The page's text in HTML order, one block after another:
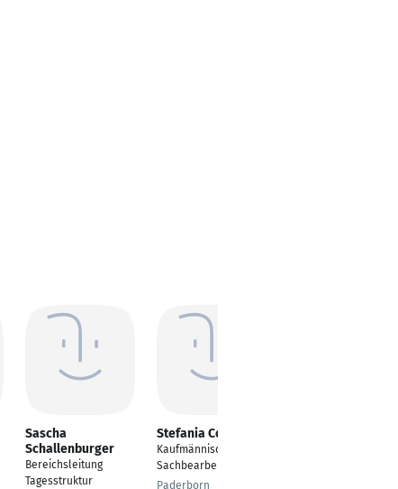
Sascha
Schallenburger
Bereichsleitung
Tagesstruktur
Stefania Corvino
Kaufmännische
Sachbearbeiterin
Paderborn